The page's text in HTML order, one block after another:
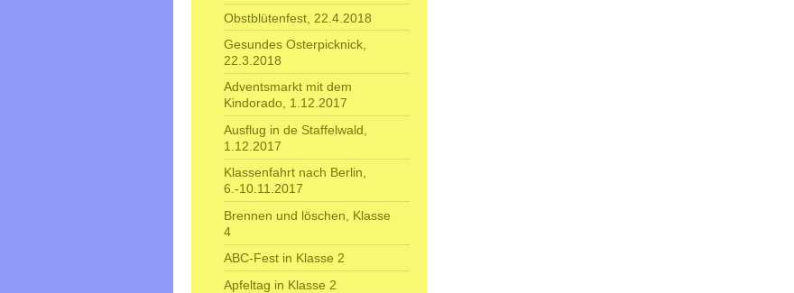
Obstblütenfest, 22.4.2018
Gesundes Osterpicknick,
22.3.2018
Adventsmarkt mit dem
Kindorado, 1.12.2017
Ausflug in de Staffelwald,
1.12.2017
Klassenfahrt nach Berlin,
6.-10.11.2017
Brennen und löschen, Klasse
4
ABC-Fest in Klasse 2
Apfeltag in Klasse 2